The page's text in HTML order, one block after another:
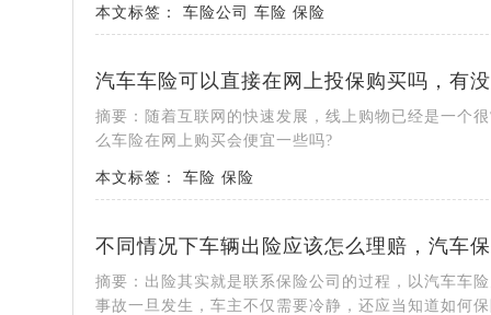
本文标签： 车险公司 车险 保险
汽车车险可以直接在网上投保购买吗，有
摘要：随着互联网的快速发展，线上购物已经是一个
么车险在网上购买会便宜一些吗?
本文标签： 车险 保险
不同情况下车辆出险应该怎么理赔，汽车
摘要：出险其实就是联系保险公司的过程，以汽车车
事故一旦发生，车主不仅需要冷静，还应当知道如何